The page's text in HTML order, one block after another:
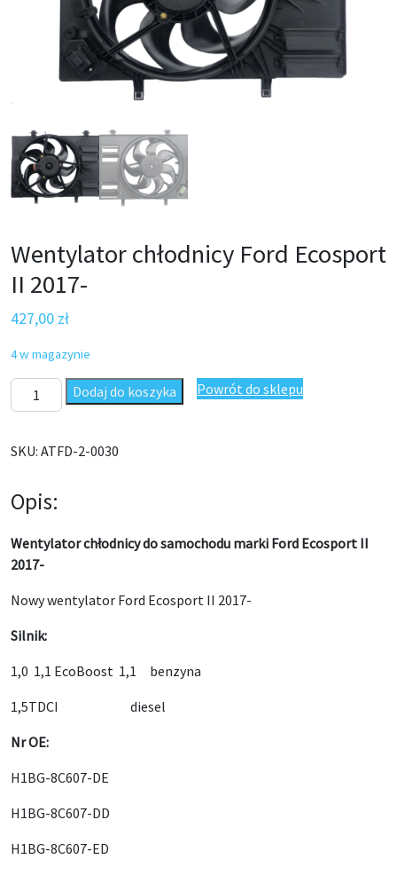
Wentylator chłodnicy Ford Ecosport
II 2017-
427,00 zł
4 w magazynie
ilość Wentylator chłodnicy Ford Ecosport II 2017-
Dodaj do koszyka Powrót do sklepu
SKU: ATFD-2-0030
Opis:
Wentylator chłodnicy do samochodu marki Ford Ecosport II
2017-
Nowy wentylator Ford Ecosport II 2017-
Silnik:
1,0 1,1 EcoBoost 1,1 benzyna
1,5TDCI diesel
Nr OE:
H1BG-8C607-DE
H1BG-8C607-DD
H1BG-8C607-ED